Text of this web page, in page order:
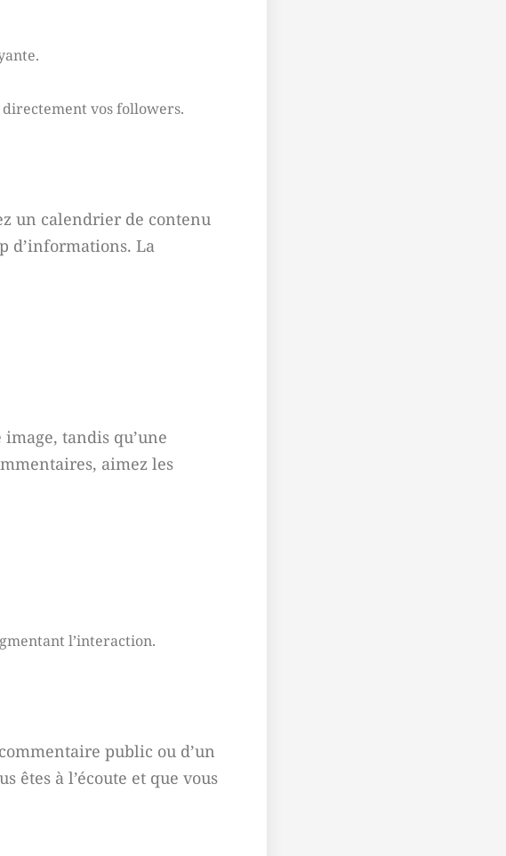
vos followers.
un calendrier de contenu
d’informations. La
tandis qu’une
aimez les
l’interaction.
public ou d’un
êtes à l’écoute et que vous